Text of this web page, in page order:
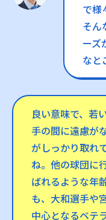
で様
そん
ーズ
なと
良い意味で、若
手の間に遠慮が
がしっかり取れ
ね。他の球団に
ばれるような年
も、大和選手や
中心となるベテ